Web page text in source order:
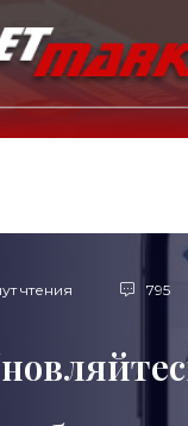
чтения 795